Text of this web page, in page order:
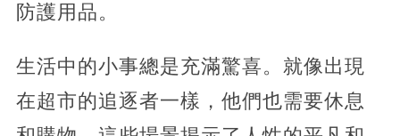
防護用品。
生活中的小事總是充滿驚喜。就像出現
在超市的追逐者一樣，他們也需要休息